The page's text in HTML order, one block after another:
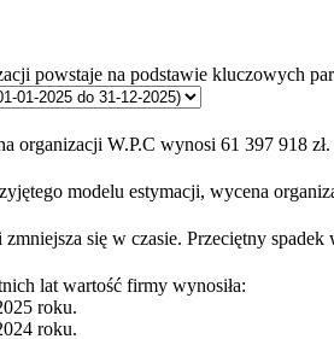
powstaje na podstawie kluczowych
organizacji W.P.C wynosi 61 397 918 zł.
modelu estymacji, wycena
zmniejsza się w czasie. Przeciętny spadek
lat wartość firmy wynosiła:
roku.
roku.